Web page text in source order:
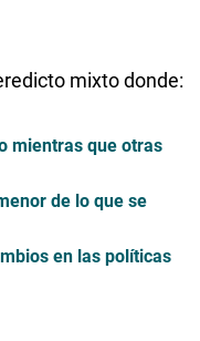
mixto donde:
mientras que otras
de lo que se
en las políticas